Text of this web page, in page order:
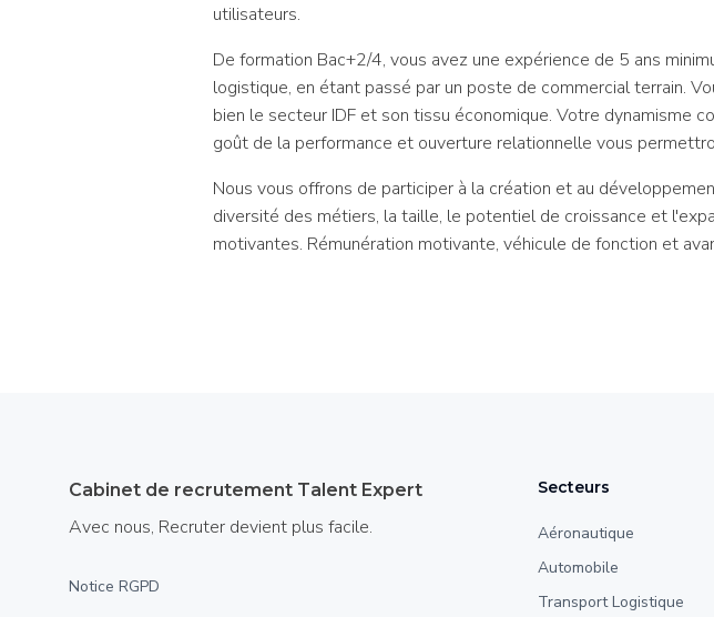
utilisateurs.
De formation Bac+2/4, vous avez une expérience de 5 ans
logistique, en étant passé par un poste de commercial terrain.
bien le secteur IDF et son tissu économique. Votre dynamisme
goût de la performance et ouverture relationnelle vous
Nous vous offrons de participer à la création et au
diversité des métiers, la taille, le potentiel de croissance et
motivantes. Rémunération motivante, véhicule de fonction et
Cabinet de recrutement Talent Expert
Avec nous, Recruter devient plus facile.
Notice RGPD
Secteurs
Aéronautique
Automobile
Transport Logistique